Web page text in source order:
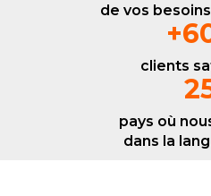
de vos
clients
+
pays où
dans la